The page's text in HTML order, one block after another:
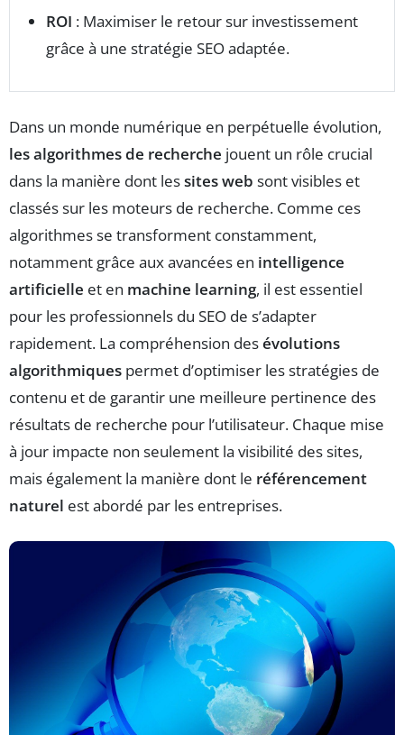
ROI : Maximiser le retour sur investissement
grâce à une stratégie SEO adaptée.
Dans un monde numérique en perpétuelle évolution,
les algorithmes de recherche jouent un rôle crucial
dans la manière dont lessites web sont visibles et
classés sur les moteurs de recherche. Comme ces
algorithmes se transforment constamment,
notamment grâce aux avancées en intelligence
artificielle et en machine learning, il est essentiel
pour les professionnels du SEO de s’adapter
rapidement. La compréhension desévolutions
algorithmiques permet d’optimiser les stratégies de
contenu et de garantir une meilleure pertinence des
résultats de recherche pour l’utilisateur. Chaque mise
à jour impacte non seulement la visibilité des sites,
mais également la manière dont le référencement
naturel est abordé par les entreprises.